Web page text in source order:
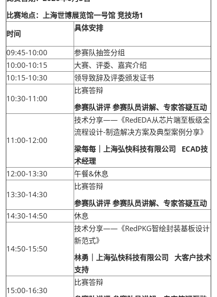
比赛地点：上海世博展览馆一号馆 竞技场1
时间
具体安排
09:45-10:00
参赛队抽签分组
10:00-10:15
大赛、评委、嘉宾介绍
10:15-10:30
领导致辞及评委颁发证书
10:30-11:00
比赛答辩
参赛队讲评 参赛队员讲解、专家答疑互动
11:00-12:00
技术分享——《RedEDA从芯片端至板级全
流程设计-制造解决方案及典型案例分享》
梁每每｜上海弘快科技有限公司 ECAD技
术经理
12:00-13:30
午餐&休息
13:30-14:30
比赛答辩
参赛队讲评 参赛队员讲解、专家答疑互动
14:30-14:50
休息
14:50-15:50
技术分享——《RedPKG智绘封装基板设计
新范式》
林勇｜上海弘快科技有限公司 大客户技术
支持
15:00-16:30
比赛答辩